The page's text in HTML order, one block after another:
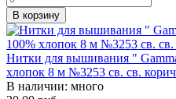
В корзину
Нитки для вышивания "
хлопок 8 м №3253 св. св.
В наличии: много